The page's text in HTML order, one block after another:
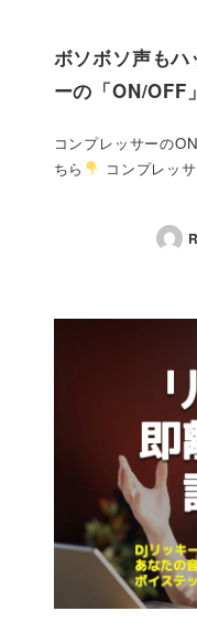
ボソボソ声も
ーの「ON/OFF
コンプレッサーの
ちら
コンプレッ